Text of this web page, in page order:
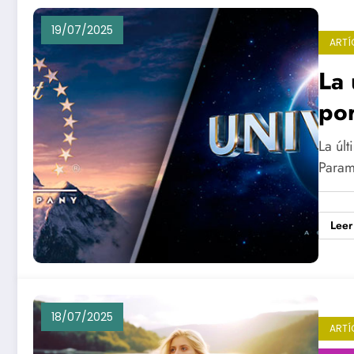
19/07/2025
La
La
18/07/2025